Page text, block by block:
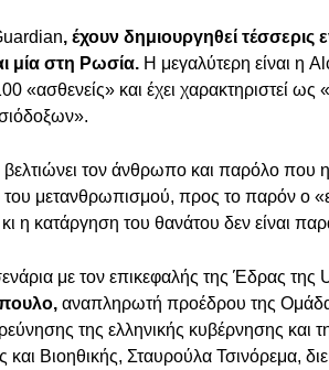
, έχουν δημιουργηθεί τέσσερις
μία στη Ρωσία. Η μεγαλύτερη είναι η
«ασθενείς» και έχει χαρακτηριστεί
βελτιώνει τον άνθρωπο και παρόλο που η
του μετανθρωπισμού, προς το παρόν ο
κατάργηση του θανάτου δεν είναι
με τον επικεφαλής της Έδρας της
αναπληρωτή προέδρου της
της ελληνικής κυβέρνησης και
Βιοηθικής, Σταυρούλα Τσινόρεμα,